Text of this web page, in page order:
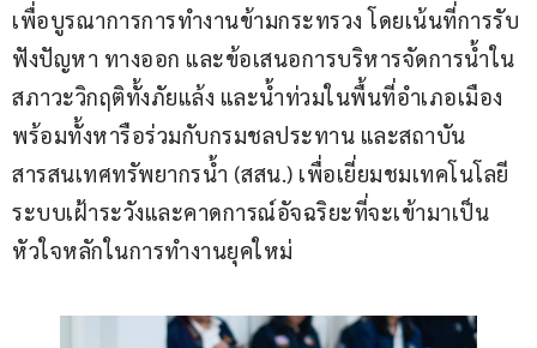
เพื่อบูรณาการการทำงานข้ามกระทรวง โดยเน้นที่การรับ
ฟังปัญหา ทางออก และข้อเสนอการบริหารจัดการน้ำใน
สภาวะวิกฤติทั้งภัยแล้ง และน้ำท่วมในพื้นที่อำเภอเมือง
พร้อมทั้งหารือร่วมกับกรมชลประทาน และสถาบัน
สารสนเทศทรัพยากรน้ำ (สสน.) เพื่อเยี่ยมชมเทคโนโลยี
ระบบเฝ้าระวังและคาดการณ์อัจฉริยะที่จะเข้ามาเป็น
หัวใจหลักในการทำงานยุคใหม่